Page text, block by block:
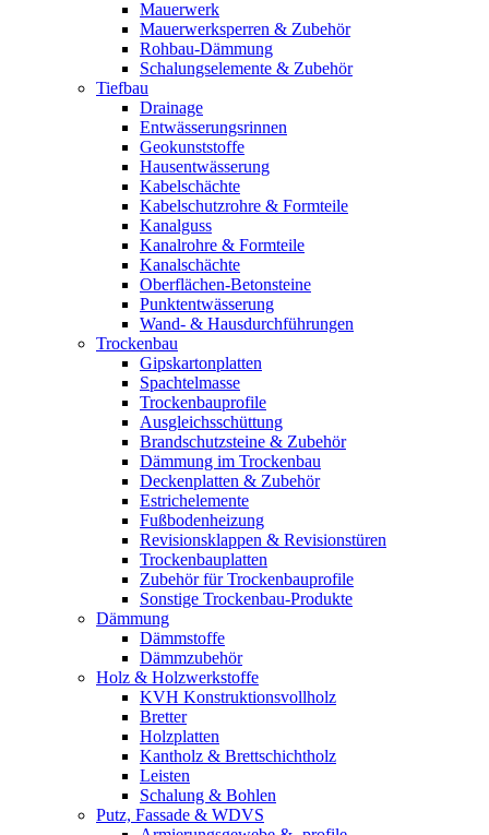
Mauerwerk
Mauerwerksperren & Zubehör
Rohbau-Dämmung
Schalungselemente & Zubehör
Tiefbau
Drainage
Entwässerungsrinnen
Geokunststoffe
Hausentwässerung
Kabelschächte
Kabelschutzrohre & Formteile
Kanalguss
Kanalrohre & Formteile
Kanalschächte
Oberflächen-Betonsteine
Punktentwässerung
Wand- & Hausdurchführungen
Trockenbau
Gipskartonplatten
Spachtelmasse
Trockenbauprofile
Ausgleichsschüttung
Brandschutzsteine & Zubehör
Dämmung im Trockenbau
Deckenplatten & Zubehör
Estrichelemente
Fußbodenheizung
Revisionsklappen & Revisionstüren
Trockenbauplatten
Zubehör für Trockenbauprofile
Sonstige Trockenbau-Produkte
Dämmung
Dämmstoffe
Dämmzubehör
Holz & Holzwerkstoffe
KVH Konstruktionsvollholz
Bretter
Holzplatten
Kantholz & Brettschichtholz
Leisten
Schalung & Bohlen
Putz, Fassade & WDVS